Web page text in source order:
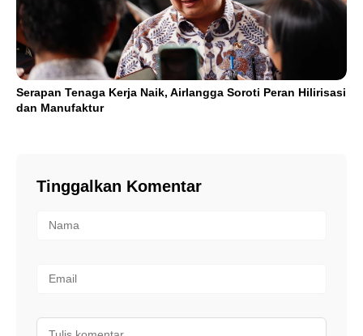
Serapan Tenaga Kerja Naik, Airlangga Soroti Peran Hilirisasi
dan Manufaktur
Tinggalkan Komentar